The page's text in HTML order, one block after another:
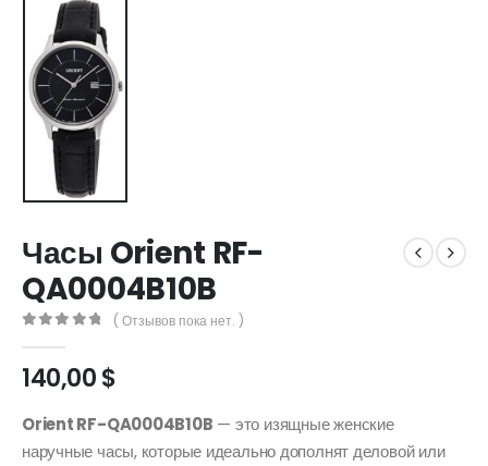
Часы Orient RF-
QA0004B10B
( Отзывов пока нет. )
140,00$
Orient RF-QA0004B10B — это изящные женские
наручные часы, которые идеально дополнят деловой или